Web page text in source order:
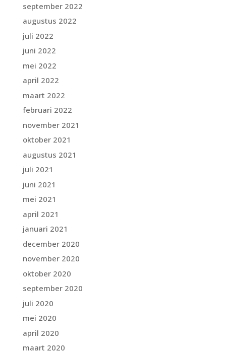
september 2022
augustus 2022
juli 2022
juni 2022
mei 2022
april 2022
maart 2022
februari 2022
november 2021
oktober 2021
augustus 2021
juli 2021
juni 2021
mei 2021
april 2021
januari 2021
december 2020
november 2020
oktober 2020
september 2020
juli 2020
mei 2020
april 2020
maart 2020